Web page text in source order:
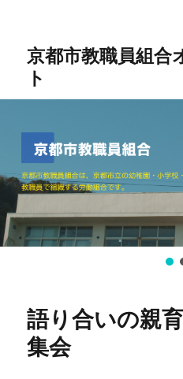
京都市教職員組合
ト
語り合いの親
集会